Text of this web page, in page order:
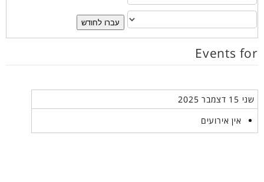
עברו לחודש
Events for
שני 15 דצמבר 2025
אין אירועים